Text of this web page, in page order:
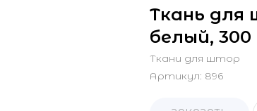
Ткань для
белый, 300
Ткани для штор
Артикул: 896